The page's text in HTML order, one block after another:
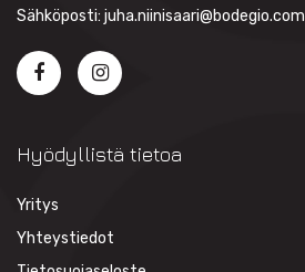
Sähköposti: juha.niinisaari@bodegio.com
Hyödyllistä tietoa
Yritys
Yhteystiedot